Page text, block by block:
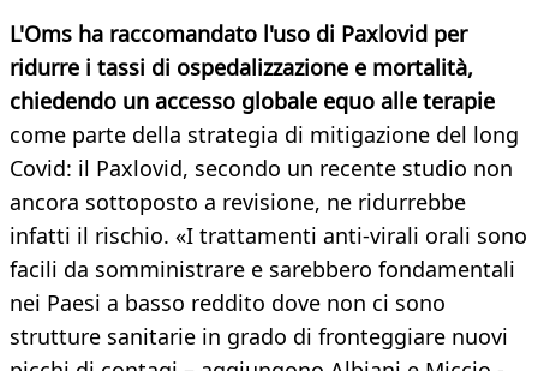
L'Oms ha raccomandato l'uso di Paxlovid per
ridurre i tassi di ospedalizzazione e mortalità,
chiedendo un accesso globale equo alle terapie
come parte della strategia di mitigazione del long
Covid: il Paxlovid, secondo un recente studio non
ancora sottoposto a revisione, ne ridurrebbe
infatti il rischio. «I trattamenti anti-virali orali sono
facili da somministrare e sarebbero fondamentali
nei Paesi a basso reddito dove non ci sono
strutture sanitarie in grado di fronteggiare nuovi